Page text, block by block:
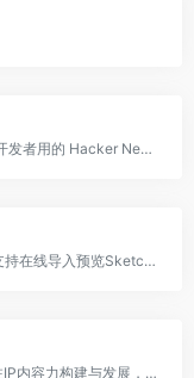
掘金是一个帮助开发者成长的社区,是给开发者用的 Hacker News,给设计师用的 Designer News,和给产品经理用的 Medium。掘金的技术文章由稀土上聚集的技术大牛和极客共同编辑为你筛选出最优质的干货,其中包括：Android、iOS、前端、后端等方面的内容。用户每天都可以在这里找到技术世界的头条内容。与此同时,掘金内还有沸点、掘金翻译计划、线下活动、专栏文章等内容。即使你是 GitHub、StackOverflow、开源中国的用户,我们相信你也可以在这里有所收获。
腾讯自研的产品设计一站式协作平台，支持在线导入预览Sketch设计稿、自动生成设计标注切图，灵活调用图标库、素材库，支持多种插件上传，让产品设计更轻松高效。
TGideas隶属于腾讯互动娱乐旗下，专注IP内容力构建与发展，是集产品内容开发，内容营销，IP商业化拓展，体验设计等能力为一体的中台设计团队。成员由资深创意人，内容创作者，视觉设计师，概念艺术家，技术工程师，内容营销策划，内容商务等成员组成。